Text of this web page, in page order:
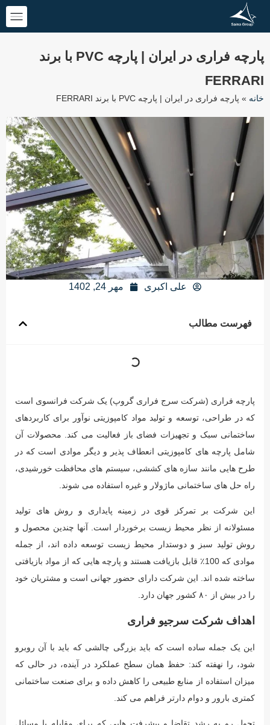
پارچه فراری در ایران | پارچه PVC با برند
FERRARI
خانه » پارچه فراری در ایران | پارچه PVC با برند FERRARI
علی اکبری مهر 24, 1402
فهرست مطالب
پارچه فراری (شرکت سرج فراری گروپ) یک شرکت فرانسوی است
که در طراحی، توسعه و تولید مواد کامپوزیتی نوآور برای کاربردهای
ساختمانی سبک و تجهیزات فضای باز فعالیت می کند. محصولات آن
شامل پارچه های کامپوزیتی انعطاف پذیر و دیگر موادی است که در
طرح هایی مانند سازه های کششی، سیستم های محافظت خورشیدی،
راه حل های ساختمانی ماژولار و غیره استفاده می شوند.
این شرکت بر تمرکز قوی در زمینه پایداری و روش های تولید
مسئولانه از نظر محیط زیست برخوردار است. آنها چندین محصول و
روش تولید سبز و دوستدار محیط زیست توسعه داده اند، از جمله
موادی که 100٪ قابل بازیافت هستند و پارچه هایی که از مواد بازیافتی
ساخته شده اند. این شرکت دارای حضور جهانی است و مشتریان خود
را در بیش از ۸۰ کشور جهان دارد.
اهداف شرکت سرجیو فراری
این یک جمله ساده است که باید بزرگی چالشی که باید با آن روبرو
شود، را نهفته کند: حفظ همان سطح عملکرد در آینده، در حالی که
میزان استفاده از منابع طبیعی را کاهش داده و برای صنعت ساختمانی
کمتری بارور و دوام دارتر فراهم می کند.